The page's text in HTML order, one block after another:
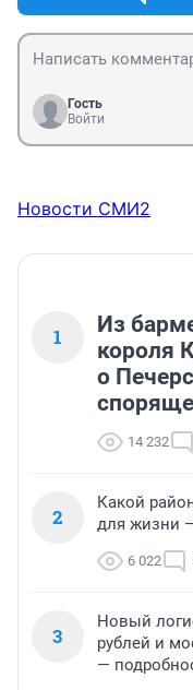
Гость
Войти
Новости СМИ2
1
Из
короля
о
14 232
2
Какой
для жизни
6 022
3
Новый
рублей и
—